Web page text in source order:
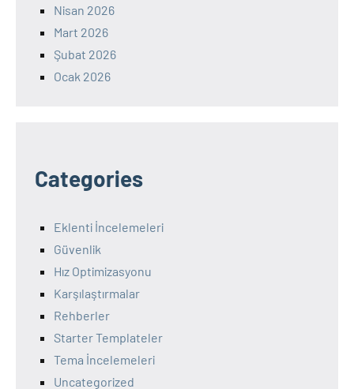
Nisan 2026
Mart 2026
Şubat 2026
Ocak 2026
Categories
Eklenti İncelemeleri
Güvenlik
Hız Optimizasyonu
Karşılaştırmalar
Rehberler
Starter Templateler
Tema İncelemeleri
Uncategorized